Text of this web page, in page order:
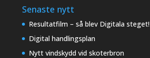
Senaste nytt
Resultatfilm – så blev Digitala steget!
Digital handlingsplan
Nytt vindskydd vid skoterbron